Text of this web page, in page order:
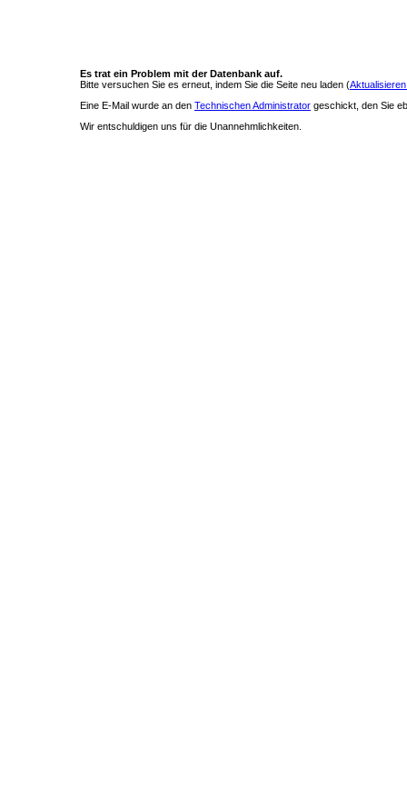
Es trat ein Problem mit der Datenbank auf.
Bitte versuchen Sie es erneut, indem Sie die Seite neu laden (
Eine E-Mail wurde an den Technischen Administrator geschickt, den Sie
Wir entschuldigen uns für die Unannehmlichkeiten.